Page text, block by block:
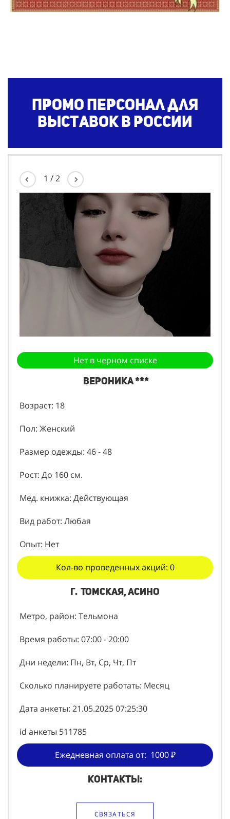
Промо персонал для
выставок в России
1 /2
Нет в черном списке
Вероника ***
Возраст: 18
Пол: Женский
Размер одежды: 46 - 48
Рост: До 160 см.
Мед. книжка: Действующая
Вид работ: Любая
Опыт: Нет
Кол-во проведенных акций: 0
г. Томская, Асино
Метро, район: Тельмона
Время работы: 07:00 - 20:00
Дни недели: Пн, Вт, Ср, Чт, Пт
Сколько планируете работать: Месяц
Дата анкеты: 21.05.2025 07:25:30
id анкеты 511785
Ежедневная оплата от: 1000 ₽
Контакты:
СВЯЗАТЬСЯ